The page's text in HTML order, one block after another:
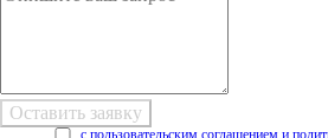
с пользовательским соглашением и